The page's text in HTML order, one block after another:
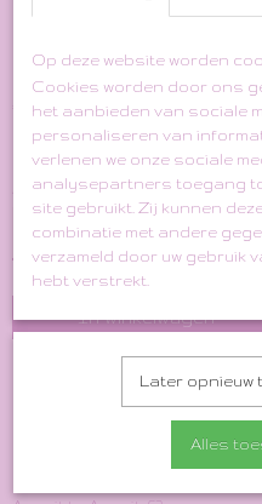
Paisley Knit
€ 45,00 (inclusief btw 21%)
Op voorraad
Aantal
In winkelwagen
Size Indication: M/L
Material: Viscose/Lurex
Op deze website worden
Cookies worden door ons
het aanbieden van sociale
personaliseren van
verlenen we onze sociale
analysepartners toegang
site gebruikt. Zij kunnen
combinatie met andere
verzameld door uw gebruik
hebt verstrekt.
Later opnieuw
Alles